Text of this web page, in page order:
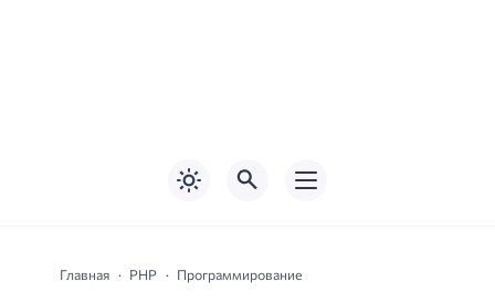
Главная PHP Программирование